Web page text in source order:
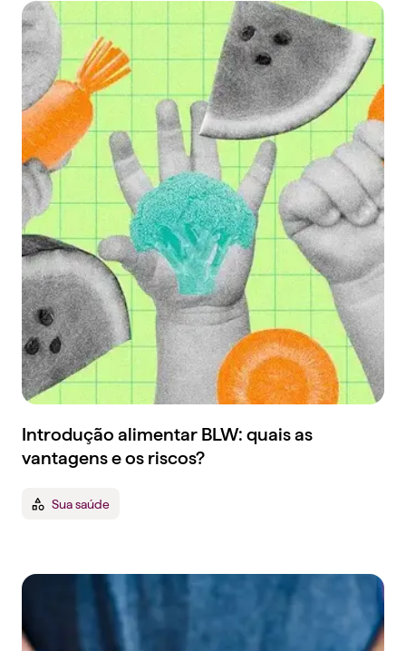
Introdução alimentar BLW: quais as
vantagens e os riscos?
Sua saúde